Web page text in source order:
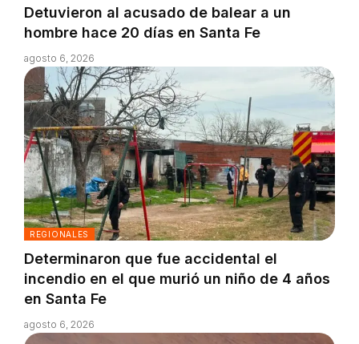
Detuvieron al acusado de balear a un
hombre hace 20 días en Santa Fe
agosto 6, 2026
REGIONALES
Determinaron que fue accidental el
incendio en el que murió un niño de 4 años
en Santa Fe
agosto 6, 2026